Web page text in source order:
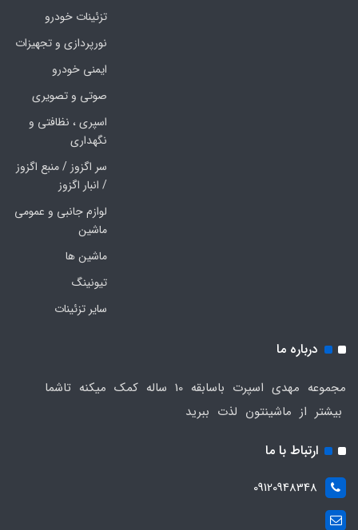
تزئینات خودرو
نورپردازی و تجهیزات
ایمنی خودرو
صوتی و تصویری
اسپری ، نظافتی و
نگهداری
سر اگزوز / منبع اگزوز
/ انبار اگزوز
لوازم جانبی و عمومی
ماشین
ماشین ها
تیونینگ
سایر تزئینات
درباره ما
مجموعه مهدی اسپرت باسابقه 10 ساله کمک میکنه تاشما
بیشتر از ماشینتون لذت ببرید
ارتباط با ما
09120948348